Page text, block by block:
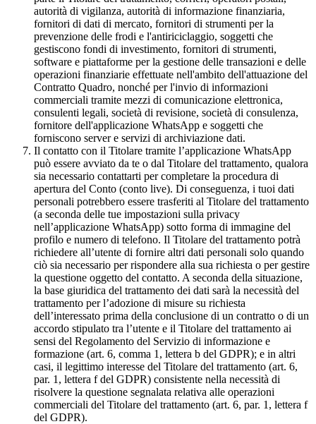
autorità di vigilanza, autorità di informazione finanziaria,
fornitori di dati di mercato, fornitori di strumenti per la
prevenzione delle frodi e l'antiriciclaggio, soggetti che
gestiscono fondi di investimento, fornitori di strumenti,
software e piattaforme per la gestione delle transazioni e delle
operazioni finanziarie effettuate nell'ambito dell'attuazione del
Contratto Quadro, nonché per l'invio di informazioni
commerciali tramite mezzi di comunicazione elettronica,
consulenti legali, società di revisione, società di consulenza,
fornitore dell'applicazione WhatsApp e soggetti che
forniscono server e servizi di archiviazione dati.
Il contatto con il Titolare tramite l’applicazione WhatsApp
può essere avviato da te o dal Titolare del trattamento, qualora
sia necessario contattarti per completare la procedura di
apertura del Conto (conto live). Di conseguenza, i tuoi dati
personali potrebbero essere trasferiti al Titolare del trattamento
(a seconda delle tue impostazioni sulla privacy
nell’applicazione WhatsApp) sotto forma di immagine del
profilo e numero di telefono. Il Titolare del trattamento potrà
richiedere all’utente di fornire altri dati personali solo quando
ciò sia necessario per rispondere alla sua richiesta o per gestire
la questione oggetto del contatto. A seconda della situazione,
la base giuridica del trattamento dei dati sarà la necessità del
trattamento per l’adozione di misure su richiesta
dell’interessato prima della conclusione di un contratto o di un
accordo stipulato tra l’utente e il Titolare del trattamento ai
sensi del Regolamento del Servizio di informazione e
formazione (art. 6, comma 1, lettera b del GDPR); e in altri
casi, il legittimo interesse del Titolare del trattamento (art. 6,
par. 1, lettera f del GDPR) consistente nella necessità di
risolvere la questione segnalata relativa alle operazioni
commerciali del Titolare del trattamento (art. 6, par. 1, lettera f
del GDPR).